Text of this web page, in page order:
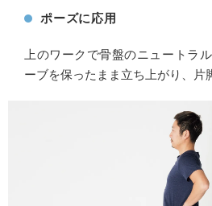
ポーズに応用
上のワークで骨盤のニュートラ
ーブを保ったまま立ち上がり、片